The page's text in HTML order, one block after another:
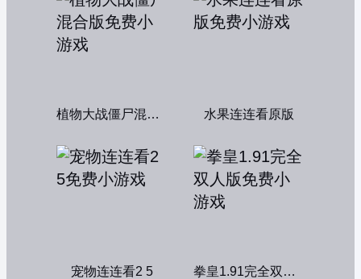
植物大战僵尸混合版 水果连连看原版
宠物连连看2 5 拳皇1.91完全双人版